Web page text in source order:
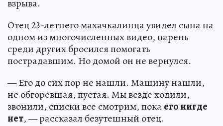
взрыва.
Отец 23-летнего махачкалинца увидел сына на
одном из многочисленных видео, парень
среди других бросился помогать
пострадавшим. Но домой он не вернулся.
— Его до сих пор не нашли. Машину нашли,
не обгоревшая, пустая. Мы везде ходили,
звонили, списки все смотрим, покаего нигде
нет, — рассказал безутешный отец.